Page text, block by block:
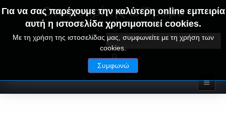
Ονειροκρίτης & Όραμα
ΟΝΕΙΡΑ ΕΡΜΗΝΕΙΕΣ - ΑΛΦΑΒΗΤΙΚΟΣ ΟΝΕΙΡΟΚΡΙΤΗΣ
Για να σας παρέχουμε την καλύτερη online εμπειρία
αυτή η ιστοσελίδα χρησιμοποιεί cookies.
Με τη χρήση της ιστοσελίδας μας, συμφωνείτε με τη χρήση των
cookies.
Συμφωνώ